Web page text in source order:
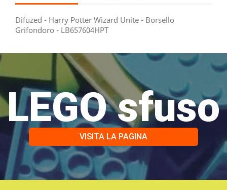
Difuzed - Harry Potter Wizard Unite - Borsello
Grifondoro - LB657604HPT
LEGO sfuso
VISITA LA PAGINA